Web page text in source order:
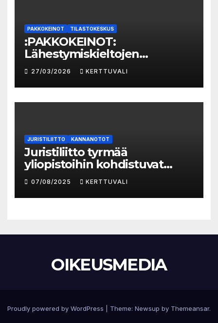
PAKKOKEINOT TILASTOKESKUS
:PAKKOKEINOT:
Lähestymiskieltojen
määrässä huomattavaa
kasvua vuonna 2025
27/03/2026 KERTTUVALI
JURISTILIITTO KANNANOTOT
Juristiliitto tyrmää
yliopistoihin kohdistuvat
säästöt
07/08/2025 KERTTUVALI
OIKEUSMEDIA
Proudly powered by WordPress Theme: Newsup by Themeansar.